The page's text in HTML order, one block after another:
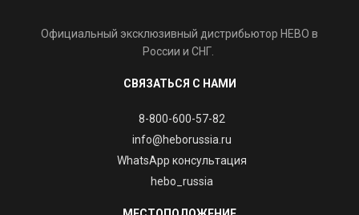
Официальный эксклюзивный дистрибьютор HEBO в
России и СНГ.
СВЯЗАТЬСЯ С НАМИ
8-800-600-57-82
info@heborussia.ru
WhatsApp консультация
hebo_russia